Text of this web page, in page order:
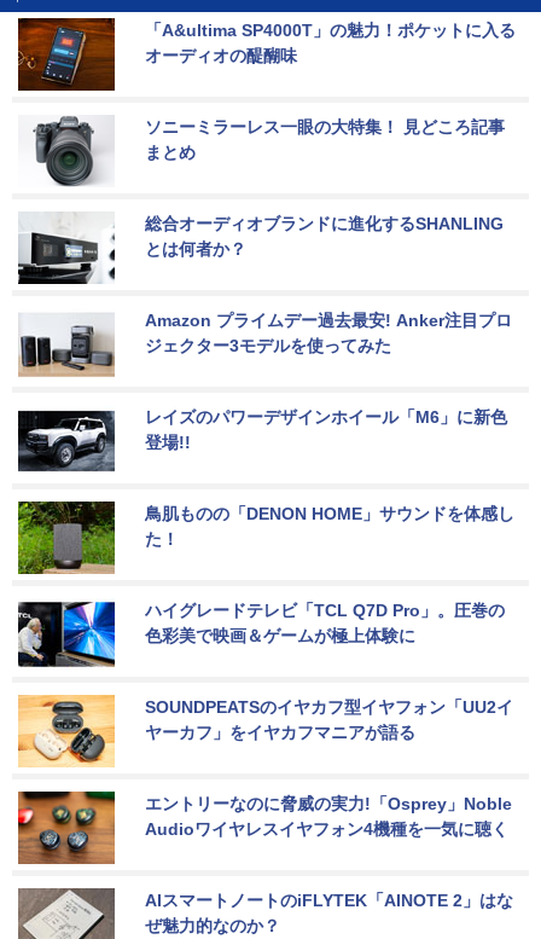
「A&ultima SP4000T」の魅力！ポケットに入る
オーディオの醍醐味
ソニーミラーレス一眼の大特集！ 見どころ記事
まとめ
総合オーディオブランドに進化するSHANLING
とは何者か？
Amazon プライムデー過去最安! Anker注目プロ
ジェクター3モデルを使ってみた
レイズのパワーデザインホイール「M6」に新色
登場!!
鳥肌ものの「DENON HOME」サウンドを体感し
た！
ハイグレードテレビ「TCL Q7D Pro」。圧巻の
色彩美で映画＆ゲームが極上体験に
SOUNDPEATSのイヤカフ型イヤフォン「UU2イ
ヤーカフ」をイヤカフマニアが語る
エントリーなのに脅威の実力!「Osprey」Noble
Audioワイヤレスイヤフォン4機種を一気に聴く
AIスマートノートのiFLYTEK「AINOTE 2」はな
ぜ魅力的なのか？